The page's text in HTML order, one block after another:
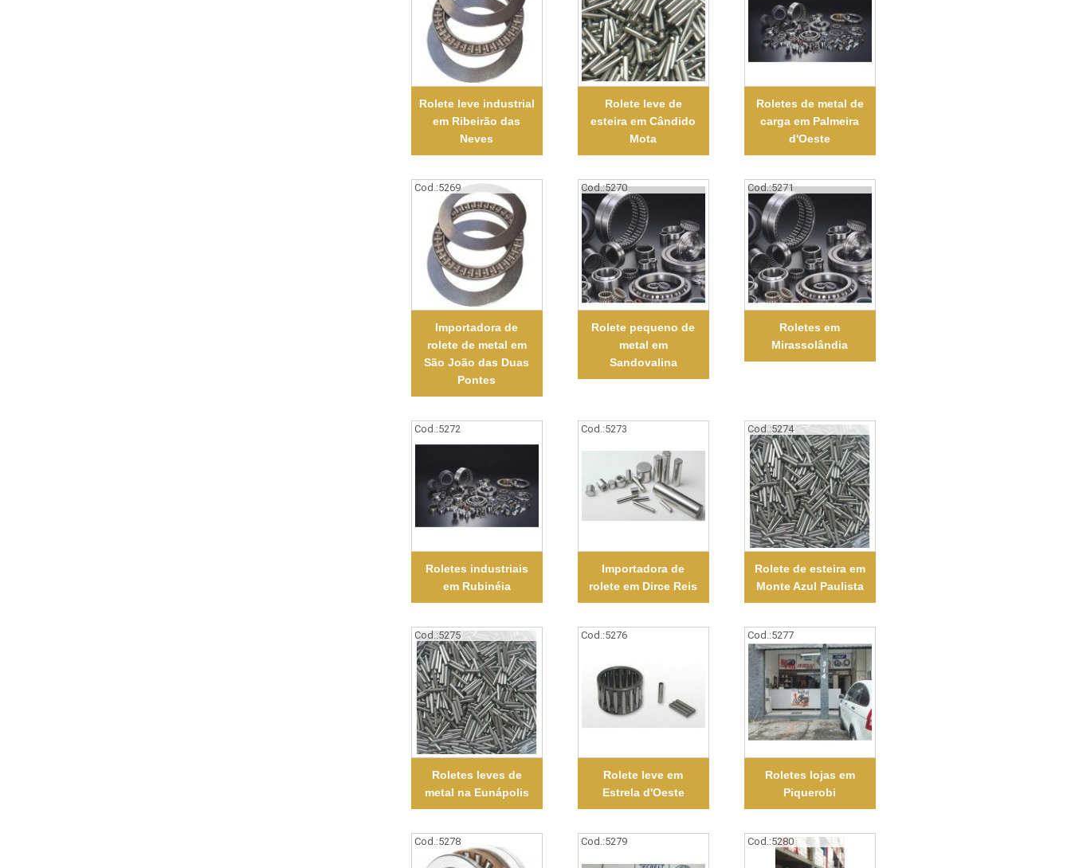
Rolete leve industrial
em Ribeirão das
Neves
Rolete leve de
esteira em Cândido
Mota
Roletes de metal de
carga em Palmeira
d'Oeste
Cod.:5269
Importadora de
rolete de metal em
São João das Duas
Pontes
Cod.:5270
Rolete pequeno de
metal em
Sandovalina
Cod.:5271
Roletes em
Mirassolândia
Cod.:5272
Roletes industriais
em Rubinéia
Cod.:5273
Importadora de
rolete em Dirce Reis
Cod.:5274
Rolete de esteira em
Monte Azul Paulista
Cod.:5275
Roletes leves de
metal na Eunápolis
Cod.:5276
Rolete leve em
Estrela d'Oeste
Cod.:5277
Roletes lojas em
Piquerobi
Cod.:5278 Cod.:5279 Cod.:5280